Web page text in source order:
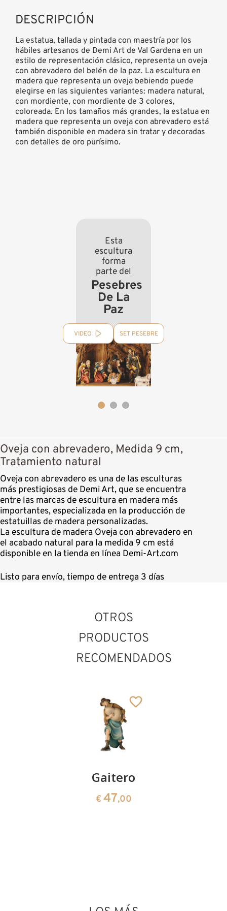
DESCRIPCIÓN
La estatua, tallada y pintada con maestría por los
hábiles artesanos de Demi Art de Val Gardena en un
estilo de representación clásico, representa un oveja
con abrevadero del belén de la paz. La escultura en
madera que representa un oveja bebiendo puede
elegirse en las siguientes variantes: madera natural,
con mordiente, con mordiente de 3 colores,
coloreada. En los tamaños más grandes, la estatua en
madera que representa un oveja con abrevadero está
también disponible en madera sin tratar y decoradas
con detalles de oro purísimo.
Esta
escultura
forma
parte del
Pesebres
De La
Paz
VIDEO SET PESEBRE
Oveja con abrevadero, Medida 9 cm,
Tratamiento natural
Oveja con abrevadero es una de las esculturas
más prestigiosas de Demi Art, que se encuentra
entre las marcas de escultura en madera más
importantes, especializada en la producción de
estatuillas de madera personalizadas.
La escultura de madera Oveja con abrevadero en
el acabado natural para la medida 9 cm está
disponible en la tienda en línea Demi-Art.com
Listo para envío, tiempo de entrega 3 días
OTROS
PRODUCTOS
RECOMENDADOS
Gaitero
€47,00